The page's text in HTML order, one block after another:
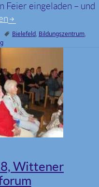
Feier eingeladen – und
2018,
Schlagwörter
Bielefeld, Bildungszentrum,
Wittener